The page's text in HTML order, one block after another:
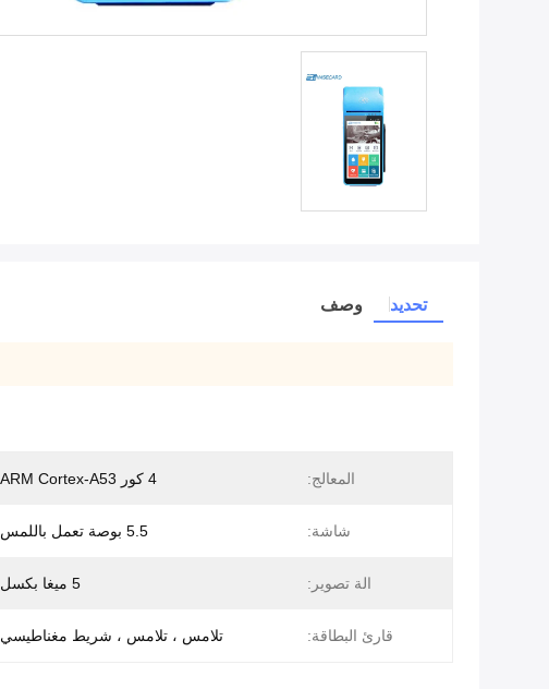
تحديد وصف
المعالج: 4 كور ARM Cortex-A53
شاشة: 5.5 بوصة تعمل باللمس
الة تصوير: 5 ميغا بكسل
قارئ البطاقة: تلامس ، تلامس ، شريط مغناطيسي